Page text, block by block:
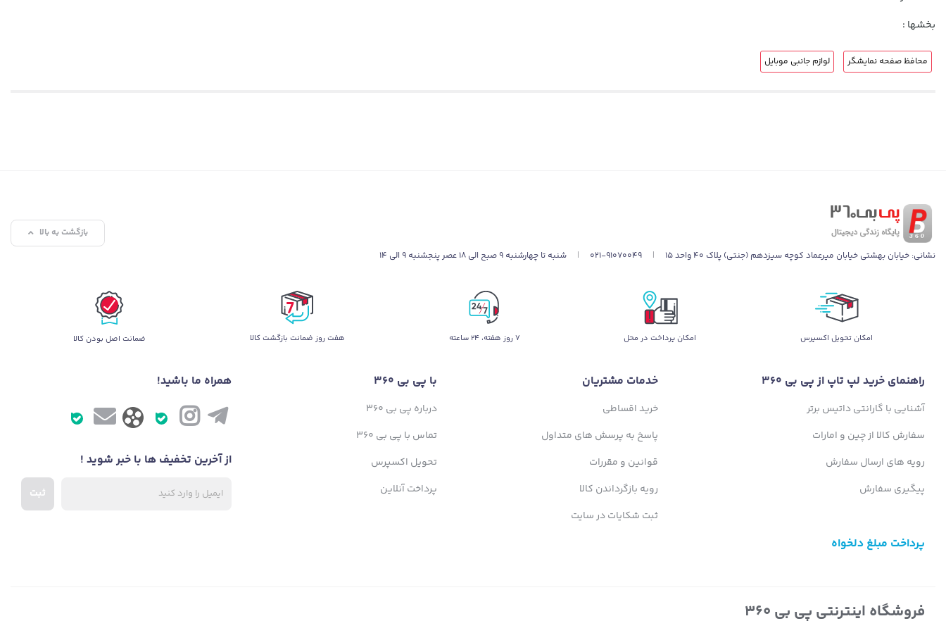
بخشها :
محافظ صفحه نمایشگر لوازم جانبی موبایل
نشانی: خیابان بهشتی خیابان میرعماد کوچه سیزدهم (جنتی) پلاک ۴۰ واحد ۱۵ |
021-91070049
| شنبه تا چهارشنبه 9 صبح الی 18 عصر پنجشنبه 9 الی 14
بازگشت به بالا
اﻣﮑﺎن ﺗﺤﻮﯾﻞ اﮐﺴﭙﺮس امکان پرداخت در محل ۷ روز ﻫﻔﺘﻪ، ۲۴ ﺳﺎﻋﺘﻪ هفت روز ضمانت بازگشت کالا ضمانت اصل بودن کالا
راهنمای خرید لپ تاپ از پی بی 360
آشنایی با گارانتی داتیس برتر
سفارش کالا از چین و امارات
رویه های ارسال سفارش
پیگیری سفارش
خدمات مشتریان
خرید اقساطی
پاسخ به پرسش های متداول
قوانین و مقررات
رویه بازگرداندن کالا
ثبت شکایات در سایت
با پی بی 360
درباره پی بی 360
تماس با پی بی 360
تحویل اکسپرس
پرداخت آنلاین
پرداخت مبلغ دلخواه
همراه ما باشید!
از آخرین تخفیف ها با خبر شوید !
ثبت
فروشگاه اینترنتی پی بی 360